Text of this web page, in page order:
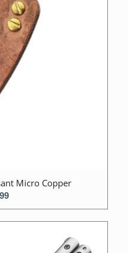
Micro Copper